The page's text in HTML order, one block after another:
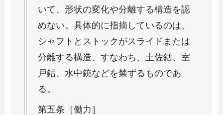
いて、形状の変化や分離する構造を認
めない。具体的に指摘しているのは、
シャフトとストックがスライドまたは
分離する構造、すなわち、土佐銛、室
戸銛、水中銃などを禁ずるものであ
る。
第五条［働力］